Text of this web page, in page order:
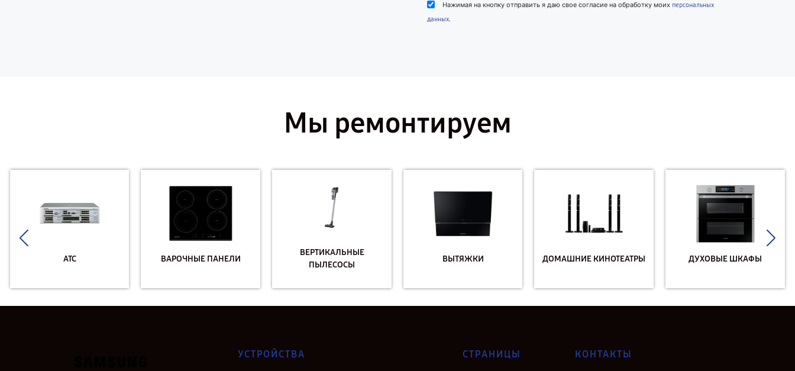
Нажимая на кнопку отправить я даю свое согласие на обработку моих персональных
данных.
Мы ремонтируем
АТС ВАРОЧНЫЕ ПАНЕЛИ
ВЕРТИКАЛЬНЫЕ
ПЫЛЕСОСЫ
ВЫТЯЖКИ ДОМАШНИЕ КИНОТЕАТРЫ ДУХОВЫЕ ШКАФЫ
УСТРОЙСТВА СТРАНИЦЫ КОНТАКТЫ